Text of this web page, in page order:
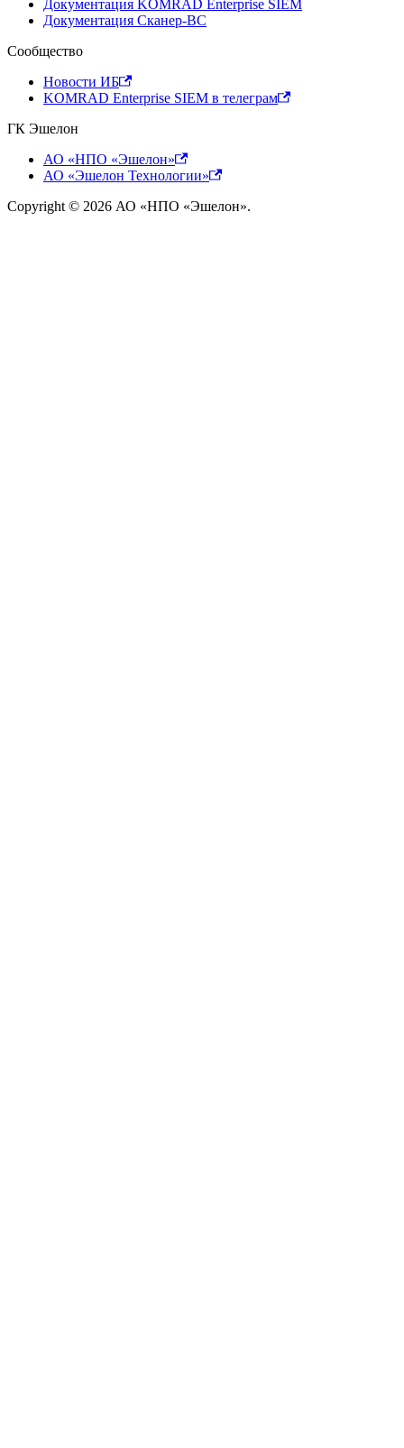
Документация KOMRAD Enterprise SIEM
Документация Сканер-ВС
Сообщество
Новости ИБ
KOMRAD Enterprise SIEM в телеграм
ГК Эшелон
АО «НПО «Эшелон»
АО «Эшелон Технологии»
Copyright © 2026 АО «НПО «Эшелон».